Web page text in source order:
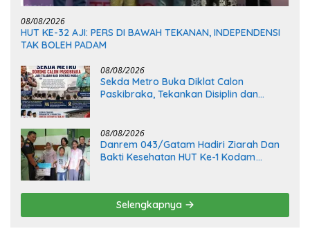
08/08/2026
HUT KE-32 AJI: PERS DI BAWAH TEKANAN, INDEPENDENSI
TAK BOLEH PADAM
08/08/2026
Sekda Metro Buka Diklat Calon
Paskibraka, Tekankan Disiplin dan
08/08/2026
Danrem 043/Gatam Hadiri Ziarah Dan
Bakti Kesehatan HUT Ke-1 Kodam
Selengkapnya